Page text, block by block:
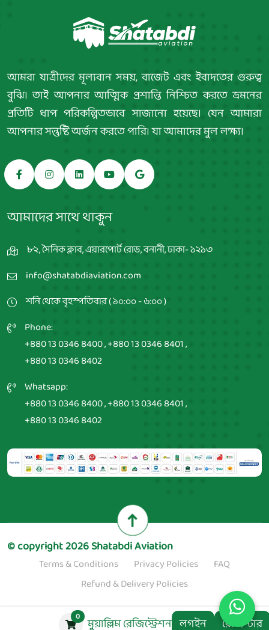
0 মুয়াল্লিম রেজিস্ট্রেশন লগইন রেজিস্টার
আমরা যাত্রীদের মূল্যবান সময়, বাজেট এবং ইবাদতের গুরুত্ব
বুঝি। তাই আপনার আত্মিক প্রশান্তি নিশ্চিত করতে ভ্রমনের
প্রতিটি ধাপ পরিকল্পিতভাবে সাজানো হয়েছে। যেন আমারা
আপনার সন্তুষ্টি অর্জন করতে পারি। যা আমাদের মুল লক্ষ্য।
আমাদের সাথে থাকুন
৮২, সৈনিক ক্লাব, এয়ারপোর্ট রোড, বনানী, ঢাকা- ১২১৩
info@shatabdiaviation.com
শনি থেকে বৃহস্পতিবার ( ১০:০০ - ৬:০০ )
Phone:
+880 13 0346 8400,+880 13 0346 8401,
+880 13 0346 8402
Whatsapp:
+880 13 0346 8400,+880 13 0346 8401,
+880 13 0346 8402
© copyright 2026Shatabdi Aviation
Terms & Conditions Privacy Policies
FAQ
Refund & Delivery Policies